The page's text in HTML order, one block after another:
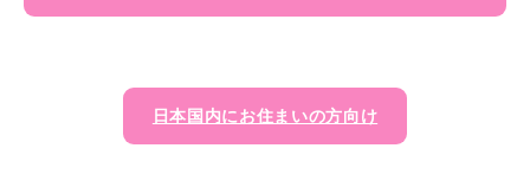
日本国内にお住まいの方向け